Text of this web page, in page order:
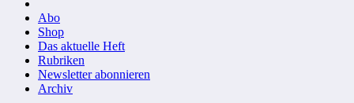
Abo
Shop
Das aktuelle Heft
Rubriken
Newsletter abonnieren
Archiv